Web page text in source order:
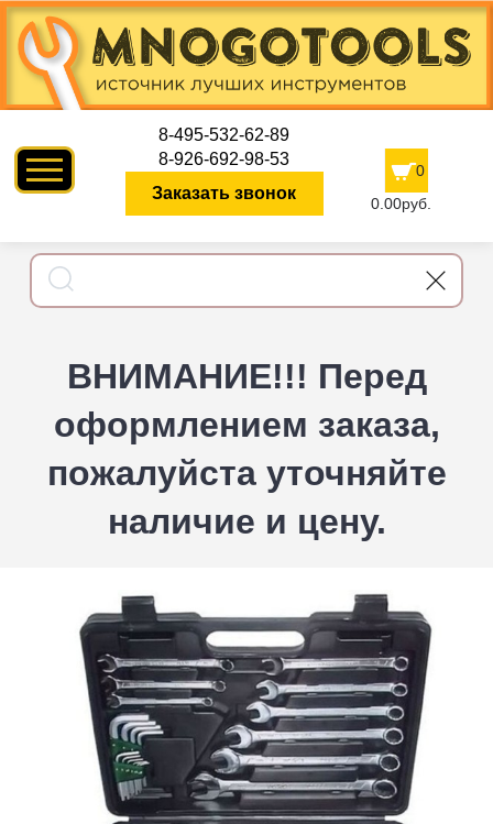
8-495-532-62-89
8-926-692-98-53
Заказать звонок
0
0.00руб.
ВНИМАНИЕ!!! Перед
оформлением заказа,
пожалуйста уточняйте
наличие и цену.